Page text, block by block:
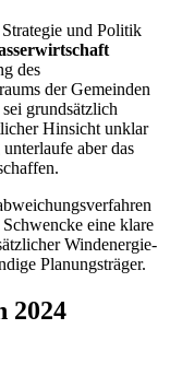
und Politik
des
der Gemeinden
grundsätzlich
Hinsicht unklar
aber das
eine klare
Windenergie-
Planungsträger.
2024